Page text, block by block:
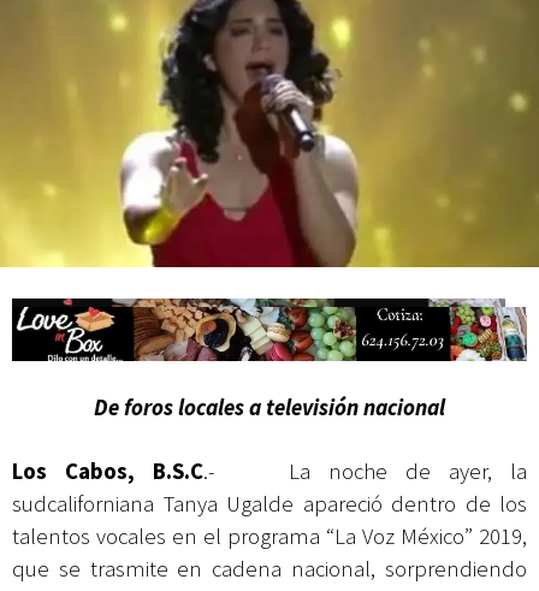
De foros locales a televisión nacional
Los Cabos, B.S.C.- La noche de ayer, la
sudcaliforniana Tanya Ugalde apareció dentro de los
talentos vocales en el programa “La Voz México” 2019,
que se trasmite en cadena nacional, sorprendiendo